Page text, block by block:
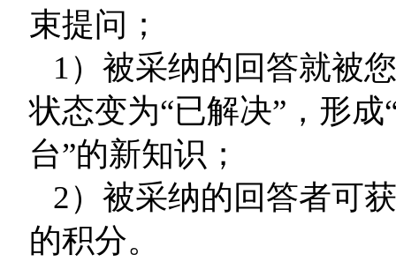
束提问；
1）被采纳的回答就被
状态变为“已解决”，形
台”的新知识；
2）被采纳的回答者可
的积分。